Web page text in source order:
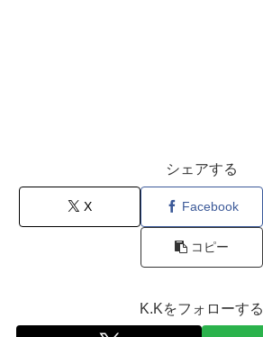
シェアする
X Facebook
コピー
K.Kをフォローする